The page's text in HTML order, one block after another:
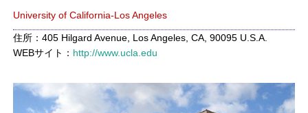
University of California-Los Angeles
住所：405 Hilgard Avenue, Los Angeles, CA, 90095 U.S.A.
WEBサイト： http://www.ucla.edu